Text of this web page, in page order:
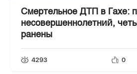
Смертельное ДТП в Гахе:
несовершеннолетний,
ранены
4293 0